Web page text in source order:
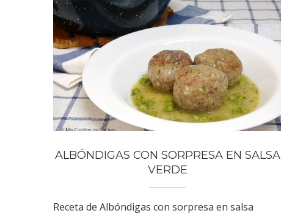
ALBÓNDIGAS CON SORPRESA EN SALSA
VERDE
Receta de Albóndigas con sorpresa en salsa